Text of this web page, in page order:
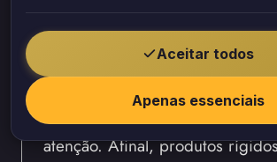
movimentações
Quando a infiltração está
presença de fissuras, a escolha
impermeabilizante exige ainda
atenção. Afinal, produtos
Aceitar todos
Apenas essenciais